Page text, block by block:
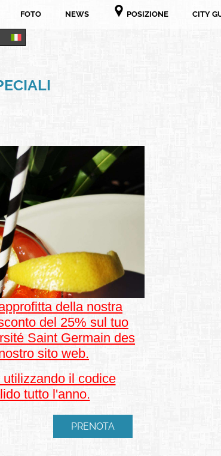
FOTO NEWS POSIZIONE CITY
della nostra
del 25% sul tuo
Saint Germain des
sito web.
il codice
tutto l'anno.
PRENOTA